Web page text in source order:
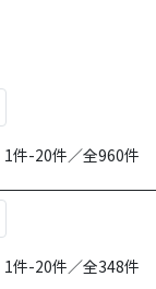
1件-20件／全960件
1件-20件／全348件